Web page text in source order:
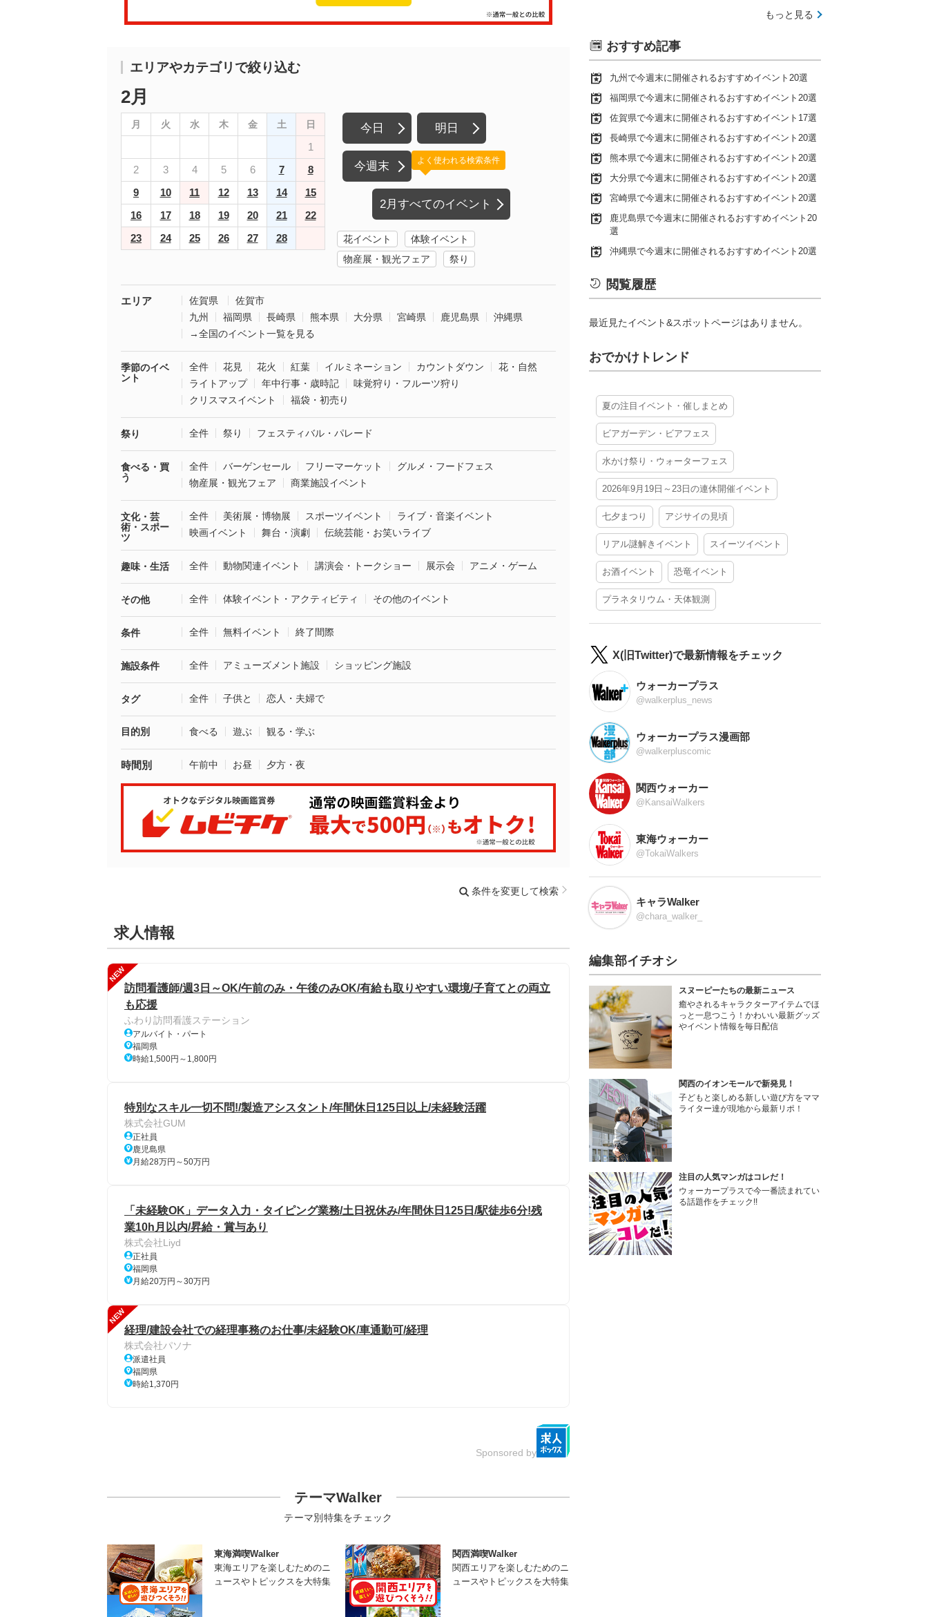
エリアやカテゴリで絞り込む
2月
月 火 水 木 金 土 日
1
2
3 4 5 6 7
8
9
10 11 12 13 14
15
16
17 18 19 20 21
22
23
24 25 26 27 28
今日 明日
今週末
2月すべてのイベント
よく使われる検索条件
花イベント
体験イベント
物産展・観光フェア
祭り
エリア 佐賀県
佐賀市
九州
福岡県 長崎県 熊本県 大分県 宮崎県 鹿児島県
沖縄県
→全国のイベント一覧を見る
季節のイベ
ント
全件 花見 花火 紅葉 イルミネーション カウントダウン
花・自然
ライトアップ
年中行事・歳時記
味覚狩り・フルーツ狩り
クリスマスイベント
福袋・初売り
祭り 全件 祭り フェスティバル・パレード
食べる・買
う
全件 バーゲンセール フリーマーケット
グルメ・フードフェス
物産展・観光フェア
商業施設イベント
文化・芸
術・スポー
ツ
全件 美術展・博物展 スポーツイベント
ライブ・音楽イベント
映画イベント
舞台・演劇 伝統芸能・お笑いライブ
趣味・生活 全件 動物関連イベント 講演会・トークショー 展示会 アニメ・ゲーム
その他 全件 体験イベント・アクティビティ その他のイベント
条件 全件 無料イベント 終了間際
施設条件 全件 アミューズメント施設 ショッピング施設
タグ 全件 子供と 恋人・夫婦で
目的別 食べる 遊ぶ 観る・学ぶ
時間別 午前中 お昼 夕方・夜
条件を変更して検索
求人情報
NEW
訪問看護師/週3日～OK/午前のみ・午後のみOK/有給も取りやすい環境/子育てとの両立
も応援
ふわり訪問看護ステーション
アルバイト・パート
福岡県
時給1,500円～1,800円
特別なスキル一切不問!/製造アシスタント/年間休日125日以上/未経験活躍
株式会社GUM
正社員
鹿児島県
月給28万円～50万円
「未経験OK」データ入力・タイピング業務/土日祝休み/年間休日125日/駅徒歩6分!残
業10h月以内/昇給・賞与あり
株式会社Liyd
正社員
福岡県
月給20万円～30万円
NEW
経理/建設会社での経理事務のお仕事/未経験OK/車通勤可/経理
株式会社パソナ
派遣社員
福岡県
時給1,370円
Sponsored by
テーマWalker
テーマ別特集をチェック
東海満喫Walker
東海エリアを楽しむためのニ
ュースやトピックスを大特集
関西満喫Walker
関西エリアを楽しむためのニ
ュースやトピックスを大特集
もっと見る
おすすめ記事
九州で今週末に開催されるおすすめイベント20選
福岡県で今週末に開催されるおすすめイベント20選
佐賀県で今週末に開催されるおすすめイベント17選
長崎県で今週末に開催されるおすすめイベント20選
熊本県で今週末に開催されるおすすめイベント20選
大分県で今週末に開催されるおすすめイベント20選
宮崎県で今週末に開催されるおすすめイベント20選
鹿児島県で今週末に開催されるおすすめイベント20
選
沖縄県で今週末に開催されるおすすめイベント20選
閲覧履歴
最近見たイベント&スポットページはありません。
おでかけトレンド
夏の注目イベント・催しまとめ
ビアガーデン・ビアフェス
水かけ祭り・ウォーターフェス
2026年9月19日～23日の連休開催イベント
七夕まつり アジサイの見頃
リアル謎解きイベント スイーツイベント
お酒イベント 恐竜イベント
プラネタリウム・天体観測
X(旧Twitter)で最新情報をチェック
ウォーカープラス
@walkerplus_news
ウォーカープラス漫画部
@walkerpluscomic
関西ウォーカー
@KansaiWalkers
東海ウォーカー
@TokaiWalkers
キャラWalker
@chara_walker_
編集部イチオシ
スヌーピーたちの最新ニュース
癒やされるキャラクターアイテムでほ
っと一息つこう！かわいい最新グッズ
やイベント情報を毎日配信
関西のイオンモールで新発見！
子どもと楽しめる新しい遊び方をママ
ライター達が現地から最新リポ！
注目の人気マンガはコレだ！
ウォーカープラスで今一番読まれてい
る話題作をチェック!!